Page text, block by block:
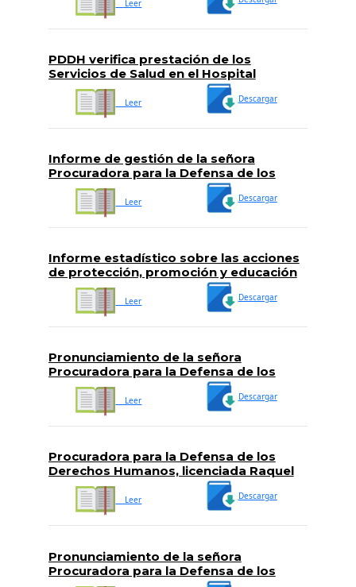
Leer
PDDH verifica prestación de los
Servicios de Salud en el Hospital
Nacional Especializado Rosales
Leer Descargar
Informe de gestión de la señora
Procuradora para la Defensa de los
Humanos, Licda. Raquel Caballero de
Guevara, Período 23 de septiembre
2016 al 22 de mayo de 2017
Leer Descargar
Informe estadístico sobre las acciones
de protección, promoción y educación
en derechos humanos, realizadas en el
período comprendido del 01 al 30 de
abril de 2017
Leer Descargar
Pronunciamiento de la señora
Procuradora para la Defensa de los
Derechos Humanos, licenciada Raquel
Caballero de Guevara, en el marco del
Día Nacional de la Solidaridad hacia las
Personas con VIH
Leer Descargar
Procuradora para la Defensa de los
Derechos Humanos, licenciada Raquel
Caballero de Guevara se pronuncia en el
marco de la Octava Marcha contra la
Homo, Lesbo, Bi, Transfovia.
Leer Descargar
Pronunciamiento de la señora
Procuradora para la Defensa de los